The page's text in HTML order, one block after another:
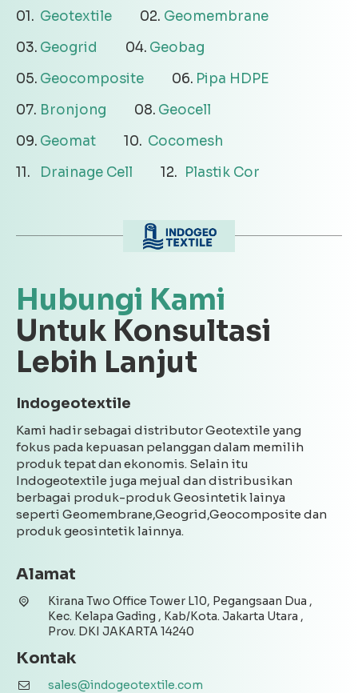
Geotextile
Geomembrane
Geogrid
Geobag
Geocomposite
Pipa HDPE
Bronjong
Geocell
Geomat
Cocomesh
Drainage Cell
Plastik Cor
Hubungi Kami
Untuk Konsultasi
Lebih Lanjut
Indogeotextile
Kami hadir sebagai distributor Geotextile yang
fokus pada kepuasan pelanggan dalam memilih
produk tepat dan ekonomis. Selain itu
Indogeotextile juga mejual dan distribusikan
berbagai produk-produk Geosintetik lainya
seperti Geomembrane,Geogrid,Geocomposite dan
produk geosintetik lainnya.
Alamat
Kirana Two Office Tower L10, Pegangsaan Dua ,
Kec. Kelapa Gading , Kab/Kota. Jakarta Utara ,
Prov. DKI JAKARTA 14240
Kontak
sales@indogeotextile.com